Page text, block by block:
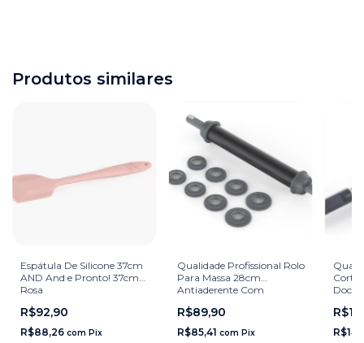
Produtos similares
Espátula De Silicone 37cm
AND And e Pronto! 37cm
Rosa
R$92,90
R$88,26 com Pix
Qualidade Profissional Rolo
Para Massa 28cm
Antiaderente Com
e Pronto!
R$89,90
R$85,41 com Pix
Doces